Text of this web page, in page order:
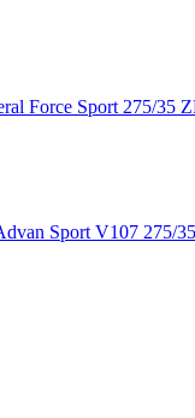
Force Sport 275/35
Sport V107 275/